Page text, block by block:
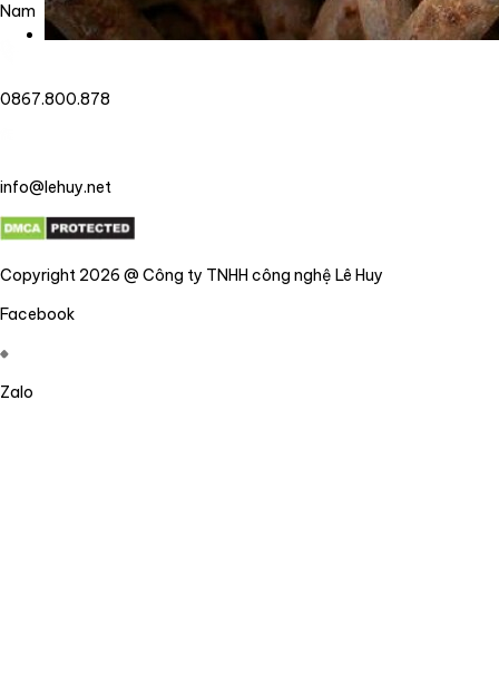
Nam
0867.800.878
info@lehuy.net
Copyright 2026 @ Công ty TNHH công nghệ Lê Huy
Facebook
Zalo